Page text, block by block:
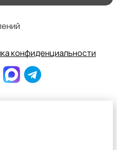
конфиденциальности